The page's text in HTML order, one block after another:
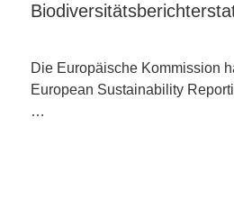
Die Europäische Kommission
European Sustainability
…